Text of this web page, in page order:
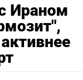
Ираном